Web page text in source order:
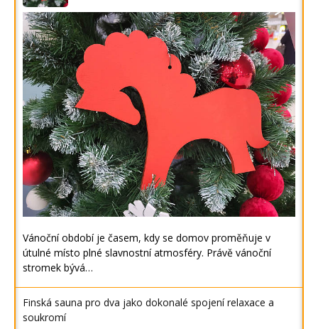
Vánoční období je časem, kdy se domov proměňuje v
útulné místo plné slavnostní atmosféry. Právě vánoční
stromek bývá…
Finská sauna pro dva jako dokonalé spojení relaxace a
soukromí